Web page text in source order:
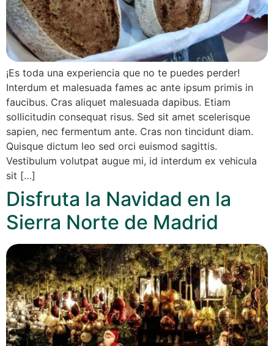
¡Es toda una experiencia que no te puedes perder!
Interdum et malesuada fames ac ante ipsum primis in
faucibus. Cras aliquet malesuada dapibus. Etiam
sollicitudin consequat risus. Sed sit amet scelerisque
sapien, nec fermentum ante. Cras non tincidunt diam.
Quisque dictum leo sed orci euismod sagittis.
Vestibulum volutpat augue mi, id interdum ex vehicula
sit […]
Disfruta la Navidad en la
Sierra Norte de Madrid